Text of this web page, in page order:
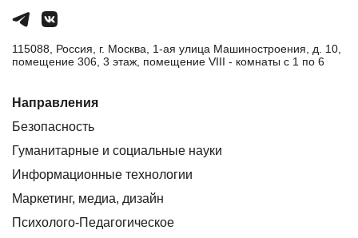
115088, Россия, г. Москва, 1-ая улица Машиностроения, д. 10,
помещение 306, 3 этаж, помещение VIII - комнаты с 1 по 6
Направления
Безопасность
Гуманитарные и социальные науки
Информационные технологии
Маркетинг, медиа, дизайн
Психолого-Педагогическое